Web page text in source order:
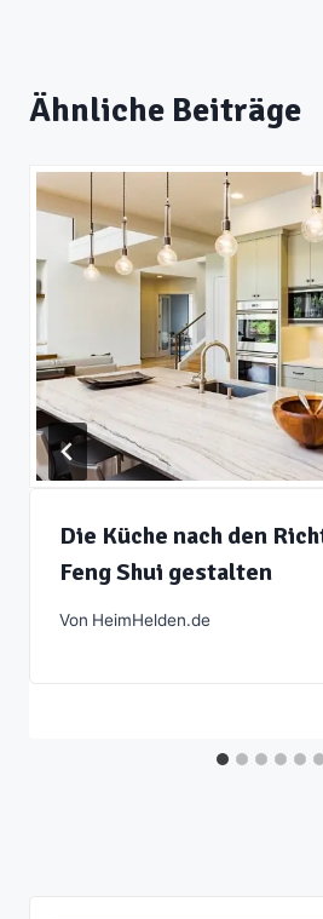
Ähnliche Beiträge
Die Küche nach den
Feng Shui gestalten
Von HeimHelden.de